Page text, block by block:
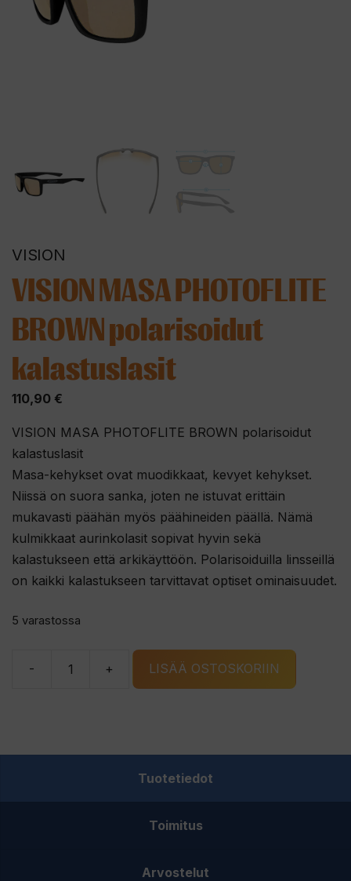
VISION
VISION MASA PHOTOFLITE
BROWN polarisoidut
kalastuslasit
110,90 €
VISION MASA PHOTOFLITE BROWN polarisoidut
kalastuslasit
Masa-kehykset ovat muodikkaat, kevyet kehykset.
Niissä on suora sanka, joten ne istuvat erittäin
mukavasti päähän myös päähineiden päällä. Nämä
kulmikkaat aurinkolasit sopivat hyvin sekä
kalastukseen että arkikäyttöön. Polarisoiduilla linsseillä
on kaikki kalastukseen tarvittavat optiset ominaisuudet.
5 varastossa
-
VISION
kalastuslasit
+ LISÄÄ OSTOSKORIIN
Tuotetiedot
Toimitus
Arvostelut